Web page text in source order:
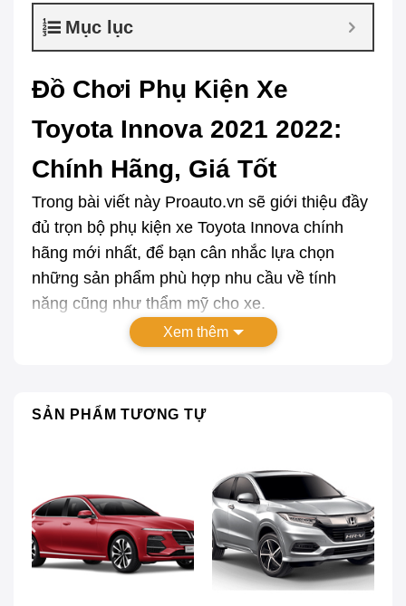
Mục lục
Đồ Chơi Phụ Kiện Xe
Toyota Innova 2021 2022:
Chính Hãng, Giá Tốt
Trong bài viết này Proauto.vn sẽ giới thiệu đầy
đủ trọn bộ phụ kiện xe Toyota Innova chính
hãng mới nhất, để bạn cân nhắc lựa chọn
những sản phẩm phù hợp nhu cầu về tính
năng cũng như thẩm mỹ cho xe.
Phụ Kiện Xe Toyota Innova
Xem thêm
SẢN PHẨM TƯƠNG TỰ